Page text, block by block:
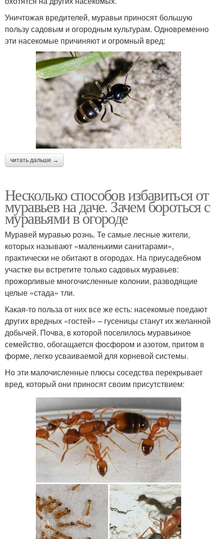
Уничтожая вредителей, муравьи приносят большую
пользу садовым и огородным культурам. Одновременно
эти насекомые причиняют и огромный вред:
читать дальше →
Несколько способов избавиться от
муравьев на даче. Зачем бороться с
муравьями в огороде
Муравей муравью рознь. Те самые лесные жители,
которых называют «маленькими санитарами»,
практически не обитают в огородах. На приусадебном
участке вы встретите только садовых муравьев:
прожорливые многочисленные колонии, разводящие
целые «стада» тли.
Какая-то польза от них все же есть: насекомые поедают
других вредных «гостей» – гусеницы станут их желанной
добычей. Почва, в которой поселилось муравьиное
семейство, обогащается фосфором и азотом, притом в
форме, легко усваиваемой для корневой системы.
Но эти малочисленные плюсы соседства перекрывает
вред, который они приносят своим присутствием: